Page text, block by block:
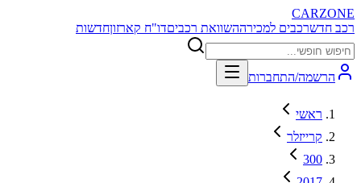
CARZONE
רכב חדשרכבים למכירההשוואת רכביםדו"ח קארזוןחדשות
הרשמה/התחברות
ראשי
קרייזלר
300